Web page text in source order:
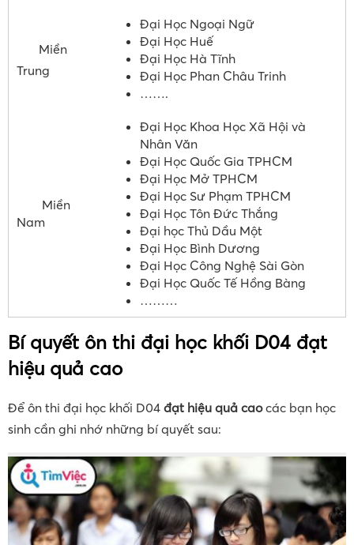
Miền
Trung
Đại Học Ngoại Ngữ
Đại Học Huế
Đại Học Hà Tĩnh
Đại Học Phan Châu Trinh
…….
Miền
Nam
Đại Học Khoa Học Xã Hội và
Nhân Văn
Đại Học Quốc Gia TPHCM
Đại Học Mở TPHCM
Đại Học Sư Phạm TPHCM
Đại Học Tôn Đức Thắng
Đại học Thủ Dầu Một
Đại Học Bình Dương
Đại Học Công Nghệ Sài Gòn
Đại Học Quốc Tế Hồng Bàng
………
Bí quyết ôn thi đại học khối D04 đạt
hiệu quả cao
Để ôn thi đại học khối D04 đạt hiệu quả caocác bạn học
sinh cần ghi nhớ những bí quyết sau: